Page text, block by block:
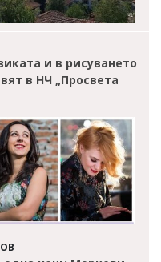
и в рисуването
в НЧ „Просвета